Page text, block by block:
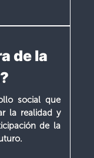
de la
social que
la realidad y
de la